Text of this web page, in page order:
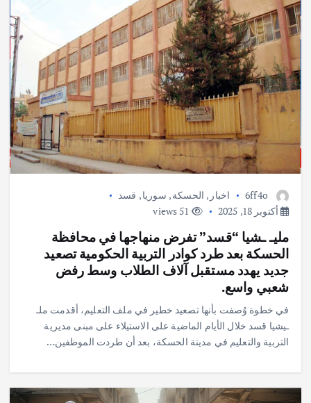
6ff4o اخبار , الحسكة, سوريا, قسد
أكتوبر 18, 2025
مليـ ـشيا “قسد” تفرض منهاجها في محافظة
الحسكة بعد طرد كوادر التربية الحكومية تصعيد
جديد يهدد مستقبل آلاف الطلاب وسط رفض
شعبي واسع.
في خطوة وُصفت بأنها تصعيد خطير في ملف التعليم، أقدمت ملـ
ـيشيا قسد خلال الأيام الماضية على الاستيلاء على مبنى مديرية
التربية والتعليم في مدينة الحسكة، بعد أن طردت الموظفين…